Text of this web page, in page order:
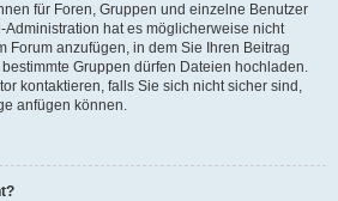
für Foren, Gruppen und einzelne Benutzer
hat es möglicherweise nicht
Forum anzufügen, in dem Sie Ihren Beitrag
Gruppen dürfen Dateien hochladen.
kontaktieren, falls Sie sich nicht sicher sind,
anfügen können.